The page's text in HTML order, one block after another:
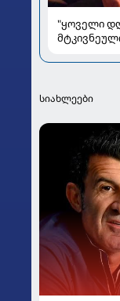
"ყოველი
სიახლეები